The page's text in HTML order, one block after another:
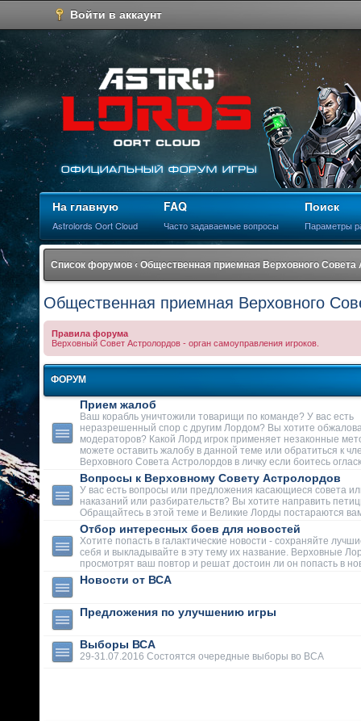
Войти в аккаунт
На главную
Astrolords Oort Cloud
FAQ
Часто задаваемые вопросы
Поиск
Параметры
Список форумов ‹ Общественная приемная Верховного Совета
Общественная приемная Верховного
Правила форума
Верховный Совет Астролордов - орган самоуправления игроков.
ФОРУМ
Прием жалоб
Ваш корабль уничтожили товарищи по команде? У вас есть
неразрешенный спор с другим Лордом? Вы хотите
модераторов? Какой Лорд игрок применяет незаконные
можете оставить жалобу в данной теме или обратиться к
Верховного Совета Астролордов в личку если боитесь
Вопросы к Верховному Совету Астролордов
У вас есть вопросы или предложения касающиеся совета
наказаний или разбирательств? Вы хотите направить
Обращайтесь в этой теме и Великие Лорды постараются
Отбор интересных боев для новостей
Хотите попасть в галактические новости - сохраняйте
себя и выкладывайте в эту тему их название. Верховные
просмотрят ваш повтор и решат достоин ли он попасть в
Новости от ВСА
Предложения по улучшению игры
Выборы ВСА
29-31.07.2016 Состоятся очередные выборы во ВСА